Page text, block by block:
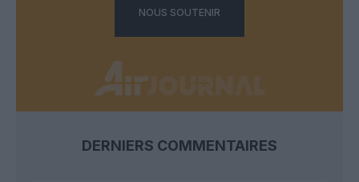
NOUS SOUTENIR
DERNIERS COMMENTAIRES